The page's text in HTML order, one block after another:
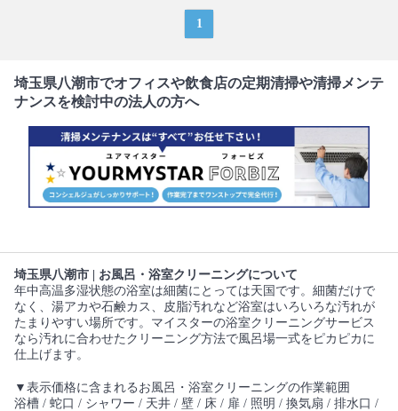
1
埼玉県八潮市でオフィスや飲食店の定期清掃や清掃メンテ
ナンスを検討中の法人の方へ
埼玉県八潮市 | お風呂・浴室クリーニングについて
年中高温多湿状態の浴室は細菌にとっては天国です。細菌だけで
なく、湯アカや石鹸カス、皮脂汚れなど浴室はいろいろな汚れが
たまりやすい場所です。マイスターの浴室クリーニングサービス
なら汚れに合わせたクリーニング方法で風呂場一式をピカピカに
仕上げます。
▼表示価格に含まれるお風呂・浴室クリーニングの作業範囲
浴槽 / 蛇口 / シャワー / 天井 / 壁 / 床 / 扉 / 照明 / 換気扇 / 排水口 /